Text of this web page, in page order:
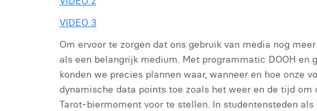
VIDEO 3
Om ervoor te zorgen dat ons gebruik van media nog
als een belangrijk medium. Met programmatic DOOH
konden we precies plannen waar, wanneer en hoe onze
dynamische data points toe zoals het weer en de tijd
Tarot-biermoment voor te stellen. In studentensteden